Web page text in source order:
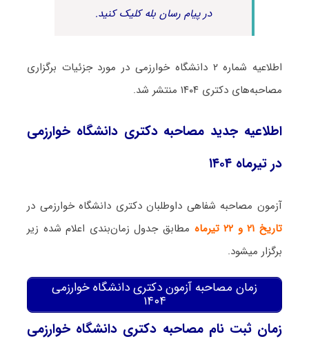
در پیام رسان بله کلیک کنید.
اطلاعیه شماره ۲ دانشگاه خوارزمی در مورد جزئیات برگزاری
مصاحبه‌های دکتری ۱۴۰۴ منتشر شد.
اطلاعیه جدید مصاحبه دکتری دانشگاه خوارزمی
در تیرماه ۱۴۰۴
آزمون مصاحبه شفاهی داوطلبان دکتری دانشگاه خوارزمی در
تاریخ ۲۱ و ۲۲ تیرماه
مطابق جدول زمان‌بندی اعلام شده زیر
برگزار میشود.
زمان مصاحبه آزمون دکتری دانشگاه خوارزمی
۱۴۰۴
زمان ثبت نام مصاحبه دکتری دانشگاه خوارزمی